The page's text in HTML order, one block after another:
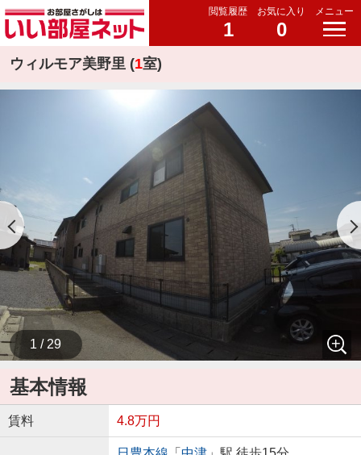
閲覧履歴
1
お気に入り
0
メニュー
ウィルモア美野里 (1室)
1 / 29
基本情報
賃料 4.8万円